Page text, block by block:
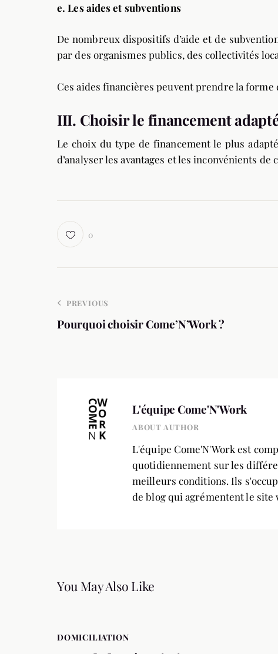
e.Les aides et subventions
De nombreux dispositifs d’aide et de
par des organismes publics, des collectivités
Ces aides financières peuvent prendre la
III. Choisir le financement
Le choix du type de financement le plus
d’analyser les avantages et les inconvénients
0
PREVIOUS
Pourquoi choisir Come’N’Work ?
L'équipe Come'N'Work
ABOUT AUTHOR
L'équipe Come'N'Work est
quotidiennement sur les
meilleurs conditions. Ils
de blog qui agrémentent le site
You May Also Like
DOMICILIATION